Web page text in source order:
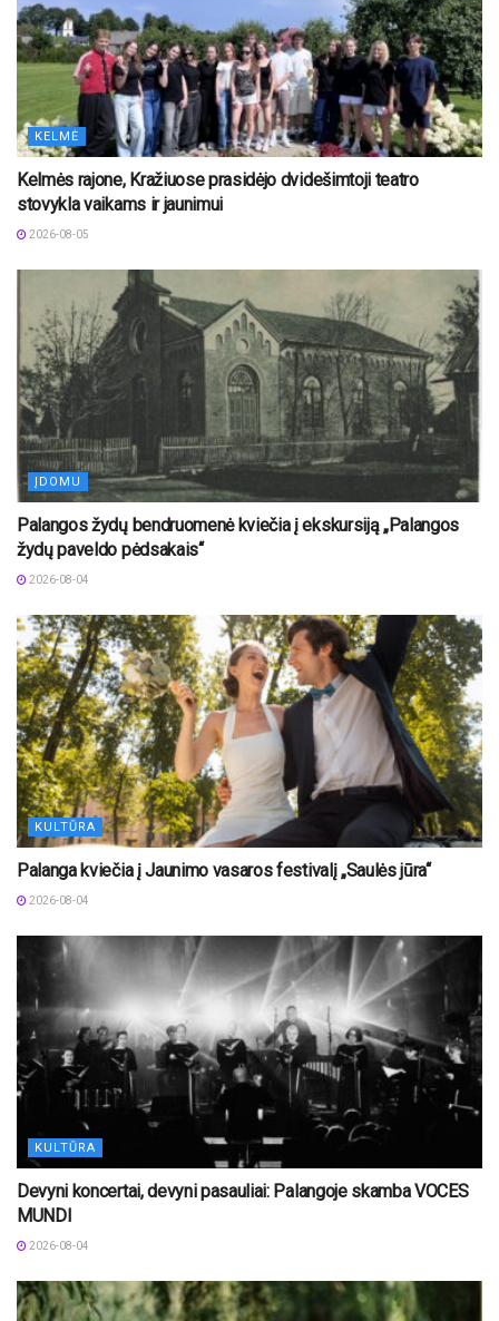
KELMĖ
Kelmės rajone, Kražiuose prasidėjo dvidešimtoji teatro
stovykla vaikams ir jaunimui
2026-08-05
ĮDOMU
Palangos žydų bendruomenė kviečia į ekskursiją „Palangos
žydų paveldo pėdsakais“
2026-08-04
KULTŪRA
Palanga kviečia į Jaunimo vasaros festivalį „Saulės jūra“
2026-08-04
KULTŪRA
Devyni koncertai, devyni pasauliai: Palangoje skamba VOCES
MUNDI
2026-08-04